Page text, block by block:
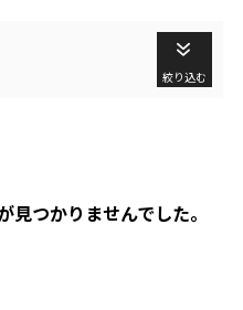
絞り込む
つかりませんでした。